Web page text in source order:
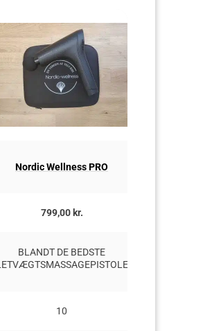
Nordic Wellness PRO
799,00 kr.
BLANDT DE BEDSTE
10